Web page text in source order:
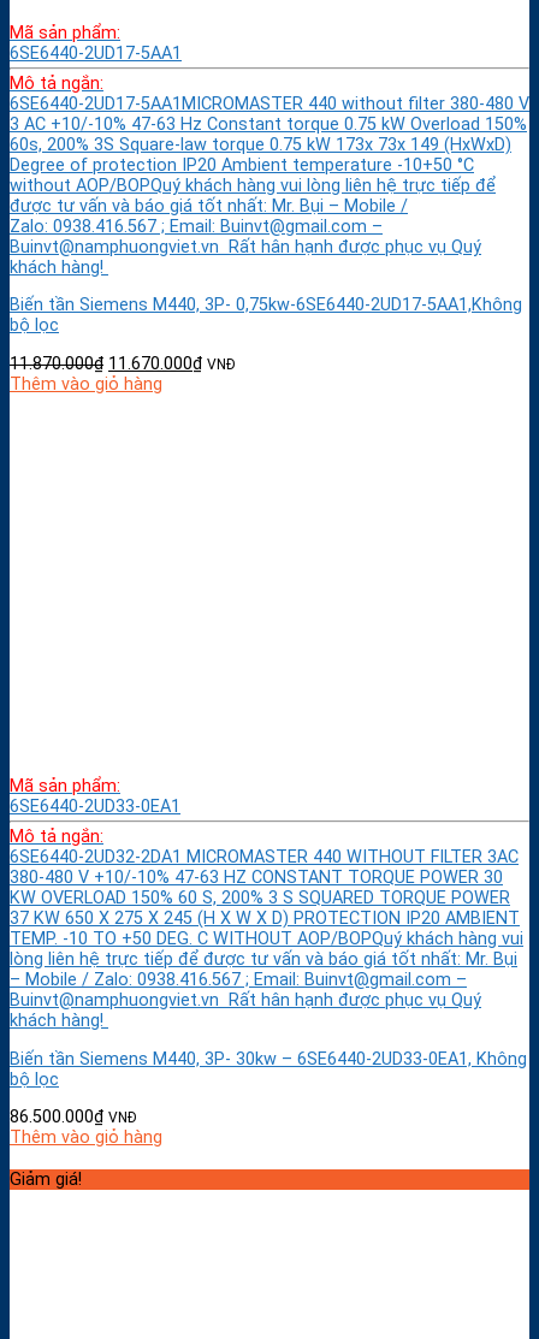
Mã sản phẩm:
6SE6440-2UD17-5AA1
Mô tả ngắn:
6SE6440-2UD17-5AA1MICROMASTER 440 without filter 380-480 V
3 AC +10/-10% 47-63 Hz Constant torque 0.75 kW Overload 150%
60s, 200% 3S Square-law torque 0.75 kW 173x 73x 149 (HxWxD)
Degree of protection IP20 Ambient temperature -10+50 °C
without AOP/BOPQuý khách hàng vui lòng liên hệ trực tiếp để
được tư vấn và báo giá tốt nhất: Mr. Bụi – Mobile /
Zalo: 0938.416.567 ; Email: Buinvt@gmail.com –
Buinvt@namphuongviet.vn Rất hân hạnh được phục vụ Quý
khách hàng!
Biến tần Siemens M440, 3P- 0,75kw-6SE6440-2UD17-5AA1,Không
bộ lọc
11.870.000₫ 11.670.000₫ VNĐ
Thêm vào giỏ hàng
Mã sản phẩm:
6SE6440-2UD33-0EA1
Mô tả ngắn:
6SE6440-2UD32-2DA1 MICROMASTER 440 WITHOUT FILTER 3AC
380-480 V +10/-10% 47-63 HZ CONSTANT TORQUE POWER 30
KW OVERLOAD 150% 60 S, 200% 3 S SQUARED TORQUE POWER
37 KW 650 X 275 X 245 (H X W X D) PROTECTION IP20 AMBIENT
TEMP. -10 TO +50 DEG. C WITHOUT AOP/BOPQuý khách hàng vui
lòng liên hệ trực tiếp để được tư vấn và báo giá tốt nhất: Mr. Bụi
– Mobile / Zalo: 0938.416.567 ; Email: Buinvt@gmail.com –
Buinvt@namphuongviet.vn Rất hân hạnh được phục vụ Quý
khách hàng!
Biến tần Siemens M440, 3P- 30kw – 6SE6440-2UD33-0EA1, Không
bộ lọc
86.500.000₫ VNĐ
Thêm vào giỏ hàng
Giảm giá!